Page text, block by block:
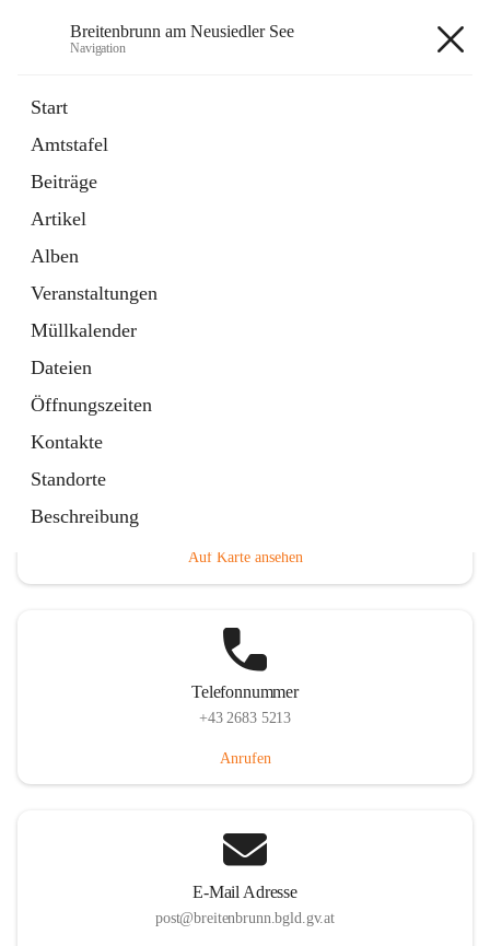
Breitenbrunn am Neusiedler See
Navigation
Start
Amtstafel
Beiträge
Artikel
Alben
Veranstaltungen
Müllkalender
Dateien
Öffnungszeiten
Kontakte
Standorte
Beschreibung
18 Schnellzugriffe
Gemeindeservice
Auf Karte ansehen
Telefonnummer
+43 2683 5213
Anrufen
E-Mail Adresse
post@breitenbrunn.bgld.gv.at